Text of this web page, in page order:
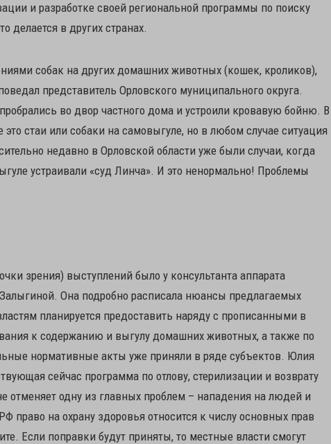
и разработке своей региональной программы по поиску
делается в других странах.
собак на других домашних животных (кошек, кроликов),
представитель Орловского муниципального округа.
во двор частного дома и устроили кровавую бойню. В
стаи или собаки на самовыгуле, но в любом случае ситуация
недавно в Орловской области уже были случаи, когда
устраивали «суд Линча». И это ненормально! Проблемы
зрения) выступлений было у консультанта аппарата
Она подробно расписала нюансы предлагаемых
планируется предоставить наряду с прописанными в
к содержанию и выгулу домашних животных, а также по
нормативные акты уже приняли в ряде субъектов. Юлия
сейчас программа по отлову, стерилизации и возврату
отменяет одну из главных проблем – нападения на людей и
право на охрану здоровья относится к числу основных прав
Если поправки будут приняты, то местные власти смогут